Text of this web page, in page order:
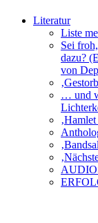
Literatur
Liste
Sei
dazu?
von
… und